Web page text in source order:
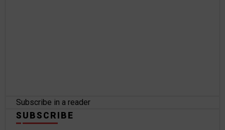
Subscribe in a reader
SUBSCRIBE